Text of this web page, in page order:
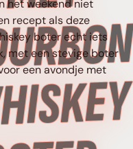
•
het weekend niet
recept als deze
boter echt iets
met een stevige boter
een avondje met